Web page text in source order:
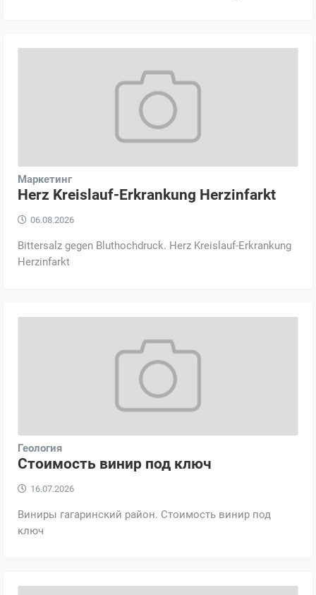
Маркетинг
Herz Kreislauf-Erkrankung Herzinfarkt
06.08.2026
Bittersalz gegen Bluthochdruck. Herz Kreislauf-Erkrankung
Herzinfarkt
Геология
Стоимость винир под ключ
16.07.2026
Виниры гагаринский район. Стоимость винир под
ключ